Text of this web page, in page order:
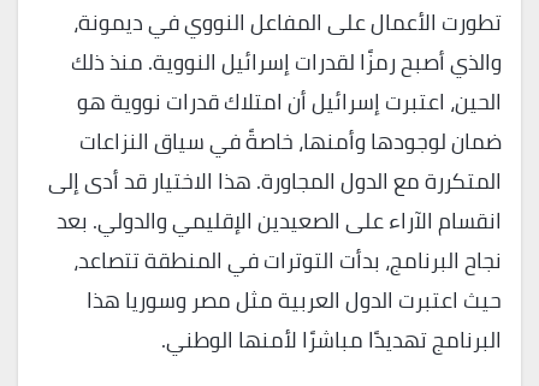
تطورت الأعمال على المفاعل النووي في ديمونة،
والذي أصبح رمزًا لقدرات إسرائيل النووية. منذ ذلك
الحين، اعتبرت إسرائيل أن امتلاك قدرات نووية هو
ضمان لوجودها وأمنها، خاصةً في سياق النزاعات
المتكررة مع الدول المجاورة. هذا الاختيار قد أدى إلى
انقسام الآراء على الصعيدين الإقليمي والدولي. بعد
نجاح البرنامج، بدأت التوترات في المنطقة تتصاعد،
حيث اعتبرت الدول العربية مثل مصر وسوريا هذا
البرنامج تهديدًا مباشرًا لأمنها الوطني.